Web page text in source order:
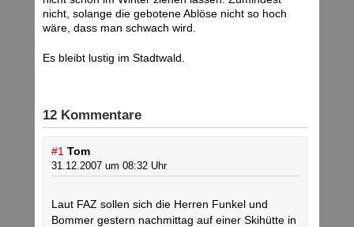
nicht, solange die gebotene Ablöse nicht so hoch
wäre, dass man schwach wird.
Es bleibt lustig im Stadtwald.
12 Kommentare
#1 Tom
31.12.2007 um 08:32 Uhr
Laut FAZ sollen sich die Herren Funkel und
Bommer gestern nachmittag auf einer Skihütte in